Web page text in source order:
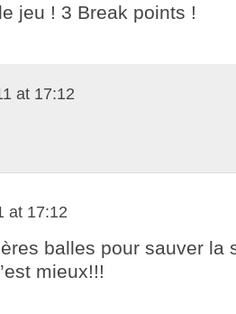
jeu ! 3 Break points !
at 17:12
at 17:12
balles pour sauver la
mieux!!!